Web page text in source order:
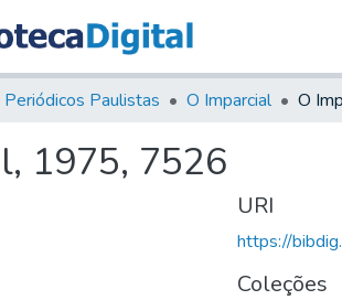
Periódicos Paulistas O Imparcial O
1975, 7526
URI
https://
Coleções